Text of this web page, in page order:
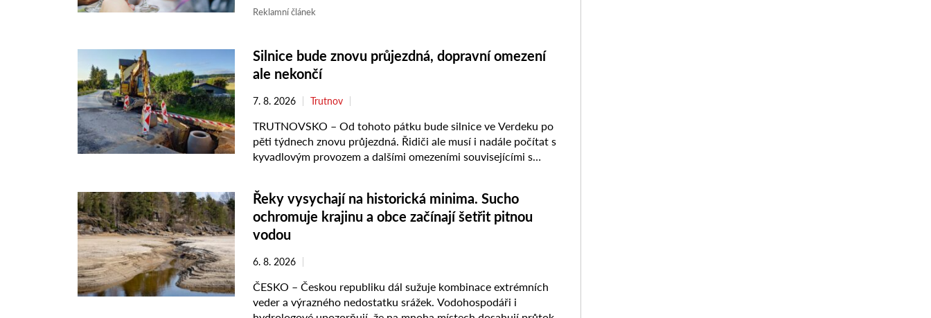
Vondrák z Mělníka ...
Reklamní článek
Silnice bude znovu průjezdná, dopravní omezení
ale nekončí
7. 8. 2026 Trutnov
TRUTNOVSKO – Od tohoto pátku bude silnice ve Verdeku po
pěti týdnech znovu průjezdná. Řidiči ale musí i nadále počítat s
kyvadlovým provozem a dalšími omezeními souvisejícími s
Řeky vysychají na historická minima. Sucho
ochromuje krajinu a obce začínají šetřit pitnou
vodou
6. 8. 2026
ČESKO – Českou republiku dál sužuje kombinace extrémních
veder a výrazného nedostatku srážek. Vodohospodáři i